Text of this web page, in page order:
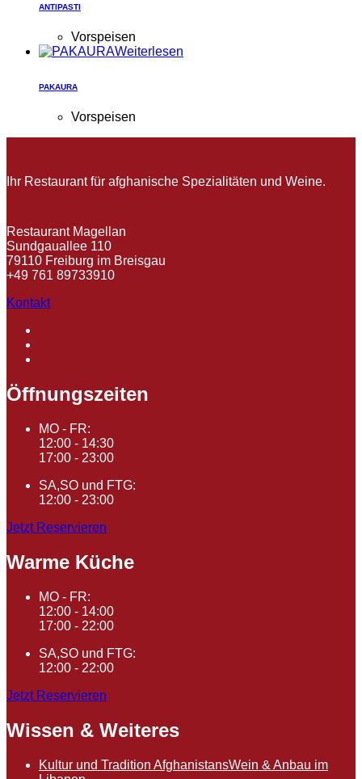
ANTIPASTI
Vorspeisen
Weiterlesen
PAKAURA
Vorspeisen
Ihr Restaurant für afghanische Spezialitäten und Weine.
Restaurant Magellan
Sundgauallee 110
79110 Freiburg im Breisgau
+49 761 89733910
Kontakt
Öffnungszeiten
MO - FR:
12:00 - 14:30
17:00 - 23:00
SA,SO und FTG:
12:00 - 23:00
Jetzt Reservieren
Warme Küche
MO - FR:
12:00 - 14:00
17:00 - 22:00
SA,SO und FTG:
12:00 - 22:00
Jetzt Reservieren
Wissen & Weiteres
Kultur und Tradition AfghanistansWein & Anbau im